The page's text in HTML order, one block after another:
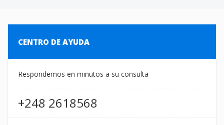
CENTRO DE AYUDA
Respondemos en minutos a su consulta
+248 2618568